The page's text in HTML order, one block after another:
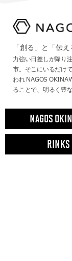
「創る」と「伝
力強い日差しが降り
市。そこにいるだけ
われ NAGOS
ることで、明るく豊
NAGOS
RINKS